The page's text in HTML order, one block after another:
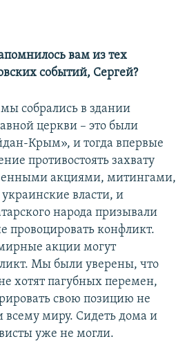
вам из тех
событий, Сергей?
собрались в здании
церкви – это были
Крым», и тогда впервые
противостоять захвату
акциями, митингами,
украинские власти, и
народа призывали
провоцировать конфликт.
акции могут
Мы были уверены, что
хотят пагубных перемен,
свою позицию не
всему миру. Сидеть дома и
уже не могли.